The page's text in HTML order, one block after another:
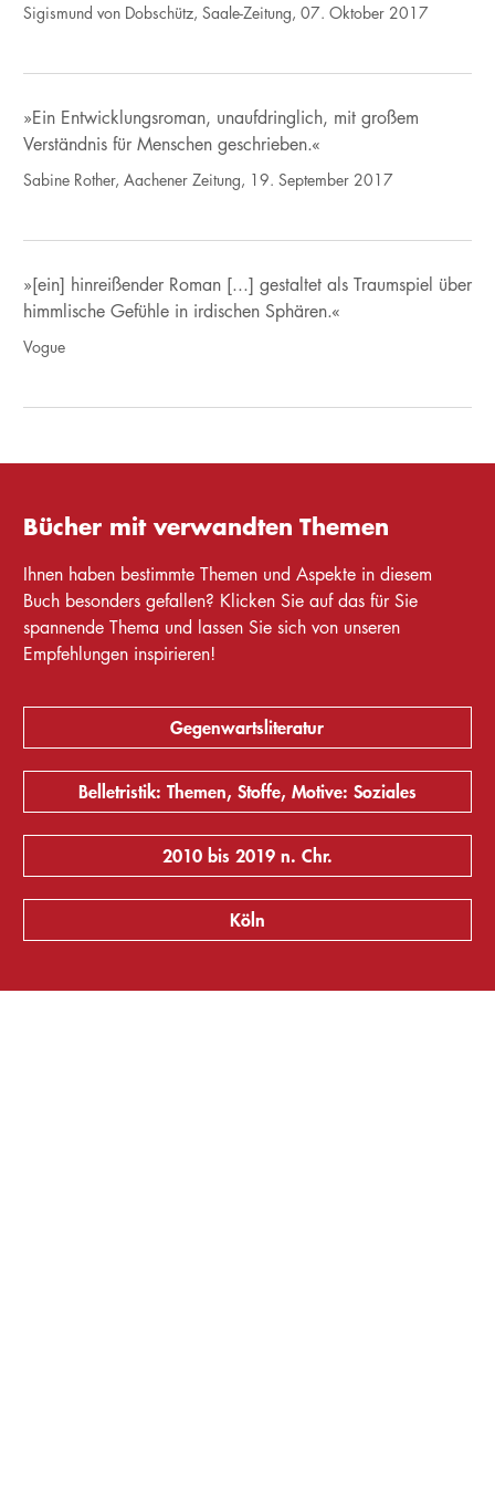
Sigismund von Dobschütz, Saale-Zeitung, 07. Oktober 2017
»Ein Entwicklungsroman, unaufdringlich, mit großem
Verständnis für Menschen geschrieben.«
Sabine Rother, Aachener Zeitung, 19. September 2017
»[ein] hinreißender Roman [...] gestaltet als Traumspiel über
himmlische Gefühle in irdischen Sphären.«
Vogue
Bücher mit verwandten Themen
Ihnen haben bestimmte Themen und Aspekte in diesem
Buch besonders gefallen? Klicken Sie auf das für Sie
spannende Thema und lassen Sie sich von unseren
Empfehlungen inspirieren!
Gegenwartsliteratur
Belletristik: Themen, Stoffe, Motive: Soziales
2010 bis 2019 n. Chr.
Köln